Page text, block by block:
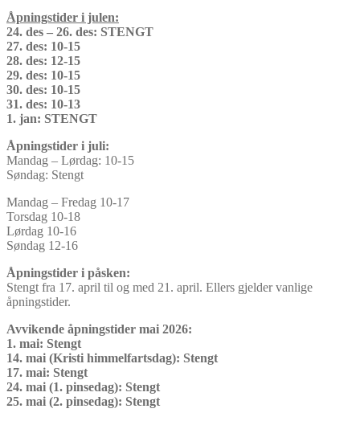
Åpningstider i julen:
24. des – 26. des: STENGT
27. des: 10-15
28. des: 12-15
29. des: 10-15
30. des: 10-15
31. des: 10-13
1. jan: STENGT
Åpningstider i juli:
Mandag – Lørdag: 10-15
Søndag: Stengt
Mandag – Fredag 10-17
Torsdag 10-18
Lørdag 10-16
Søndag 12-16
Åpningstider i påsken:
Stengt fra 17. april til og med 21. april. Ellers gjelder vanlige
åpningstider.
Avvikende åpningstider mai 2026:
1. mai: Stengt
14. mai (Kristi himmelfartsdag): Stengt
17. mai: Stengt
24. mai (1. pinsedag): Stengt
25. mai (2. pinsedag): Stengt